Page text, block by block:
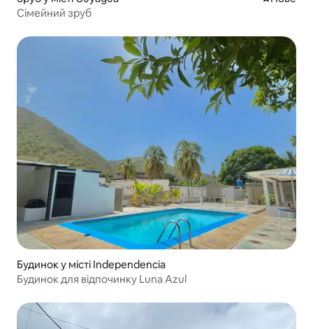
Сімейний зруб
Будинок у місті Independencia
Будинок для відпочинку Luna Azul